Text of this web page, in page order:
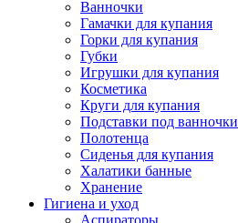
Ванночки
Гамачки для купания
Горки для купания
Губки
Игрушки для купания
Косметика
Круги для купания
Подставки под ванночки
Полотенца
Сиденья для купания
Халатики банные
Хранение
Гигиена и уход
Аспираторы